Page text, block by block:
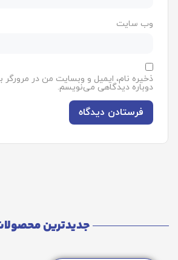
وب‌ سایت
ذخیره نام، ایمیل و وبسایت من در مرورگر
دوباره دیدگاهی می‌نویسم.
جدیدترین